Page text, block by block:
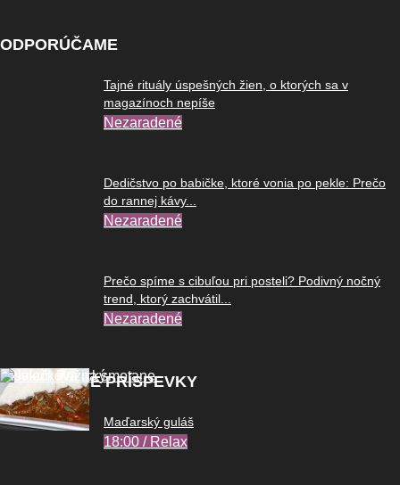
ODPORÚČAME
Tajné rituály úspešných žien, o ktorých sa v
magazínoch nepíše
Nezaradené
Dedičstvo po babičke, ktoré vonia po pekle: Prečo
do rannej kávy...
Nezaradené
Prečo spíme s cibuľou pri posteli? Podivný nočný
trend, ktorý zachvátil...
Nezaradené
POPULÁRNE PRÍSPEVKY
Maďarský guláš
18:00 / Relax